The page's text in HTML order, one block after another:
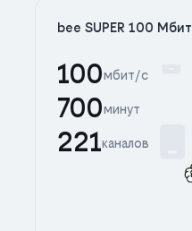
bee SUPER 100 Мбит
100мбит/с
700минут
221каналов